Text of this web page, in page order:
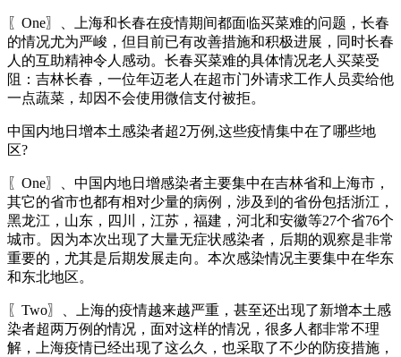
〖One〗、上海和长春在疫情期间都面临买菜难的问题，长春
的情况尤为严峻，但目前已有改善措施和积极进展，同时长春
人的互助精神令人感动。长春买菜难的具体情况老人买菜受
阻：吉林长春，一位年迈老人在超市门外请求工作人员卖给他
一点蔬菜，却因不会使用微信支付被拒。
中国内地日增本土感染者超2万例,这些疫情集中在了哪些地
区?
〖One〗、中国内地日增感染者主要集中在吉林省和上海市，
其它的省市也都有相对少量的病例，涉及到的省份包括浙江，
黑龙江，山东，四川，江苏，福建，河北和安徽等27个省76个
城市。因为本次出现了大量无症状感染者，后期的观察是非常
重要的，尤其是后期发展走向。本次感染情况主要集中在华东
和东北地区。
〖Two〗、上海的疫情越来越严重，甚至还出现了新增本土感
染者超两万例的情况，面对这样的情况，很多人都非常不理
解，上海疫情已经出现了这么久，也采取了不少的防疫措施，